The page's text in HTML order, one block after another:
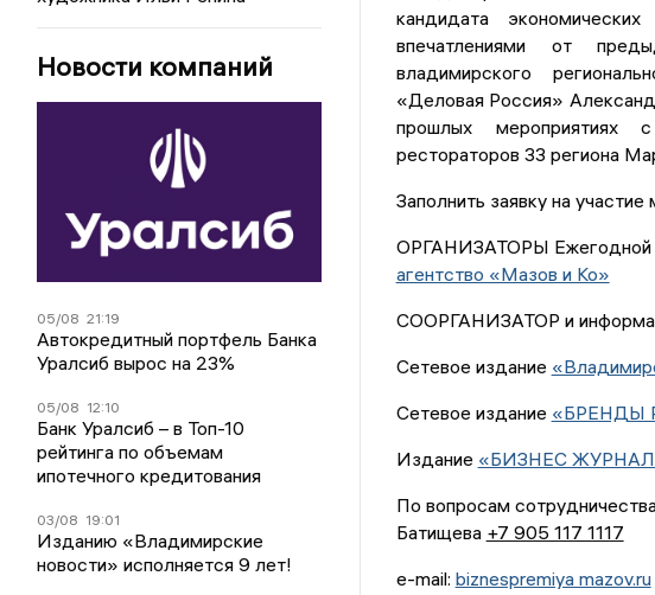
Новости компаний
05/08 21:19
Автокредитный портфель Банка
Уралсиб вырос на 23%
05/08 12:10
Банк Уралсиб – в Топ-10
рейтинга по объемам
ипотечного кредитования
03/08 19:01
Изданию «Владимирские
новости» исполняется 9 лет!
кандидата
впечатлениями от
владимирского
«Деловая Россия»
прошлых мероприятиях
рестораторов 33 региона
Заполнить заявку на
ОРГАНИЗАТОРЫ Ежегодной
агентство «Мазов и Ко»
СООРГАНИЗАТОР и
Сетевое издание
Сетевое издание «БРЕНДЫ
Издание «БИЗНЕС
По вопросам
Батищева +7 905 117 1117
e-mail: biznespremiya mazov.ru